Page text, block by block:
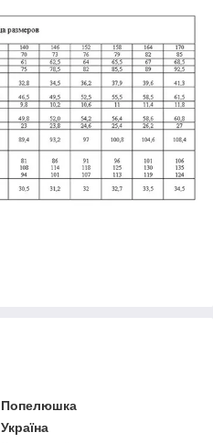
Попелюшка
Україна